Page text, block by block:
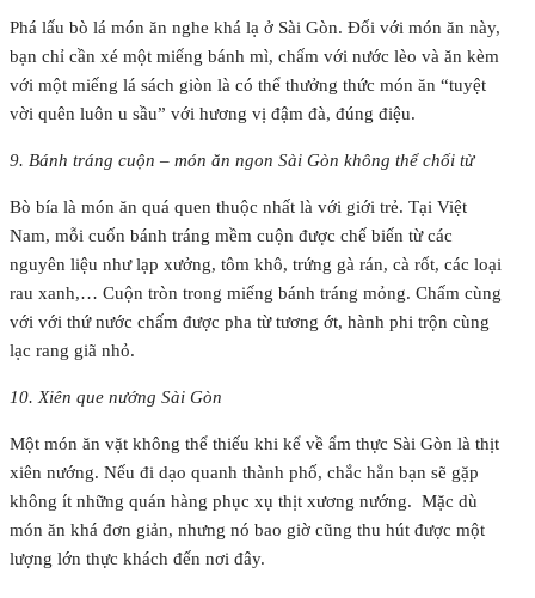
Phá lấu bò lá món ăn nghe khá lạ ở Sài Gòn. Đối với món ăn này,
bạn chỉ cần xé một miếng bánh mì, chấm với nước lèo và ăn kèm
với một miếng lá sách giòn là có thể thưởng thức món ăn “tuyệt
vời quên luôn u sầu” với hương vị đậm đà, đúng điệu.
9. Bánh tráng cuộn – món ăn ngon Sài Gòn không thể chối từ
Bò bía là món ăn quá quen thuộc nhất là với giới trẻ. Tại Việt
Nam, mỗi cuốn bánh tráng mềm cuộn được chế biến từ các
nguyên liệu như lạp xưởng, tôm khô, trứng gà rán, cà rốt, các loại
rau xanh,… Cuộn tròn trong miếng bánh tráng mỏng. Chấm cùng
với với thứ nước chấm được pha từ tương ớt, hành phi trộn cùng
lạc rang giã nhỏ.
10. Xiên que nướng Sài Gòn
Một món ăn vặt không thể thiếu khi kể về ẩm thực Sài Gòn là thịt
xiên nướng. Nếu đi dạo quanh thành phố, chắc hẳn bạn sẽ gặp
không ít những quán hàng phục xụ thịt xương nướng. Mặc dù
món ăn khá đơn giản, nhưng nó bao giờ cũng thu hút được một
lượng lớn thực khách đến nơi đây.